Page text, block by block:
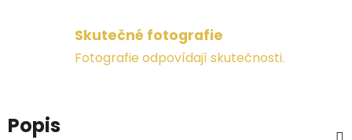
Skutečné fotografie
Fotografie odpovídají skutečnosti.
Popis